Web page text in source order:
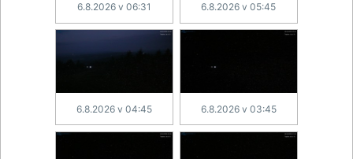
6.8.2026 v 06:31 6.8.2026 v 05:45
6.8.2026 v 04:45 6.8.2026 v 03:45